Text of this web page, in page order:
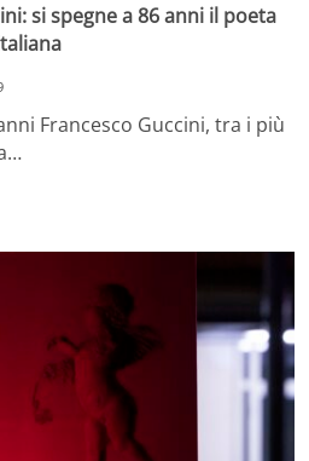
si spegne a 86 anni il poeta
Francesco Guccini, tra i più